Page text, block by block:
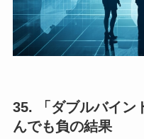
35. 「ダブルバイン
んでも負の結果